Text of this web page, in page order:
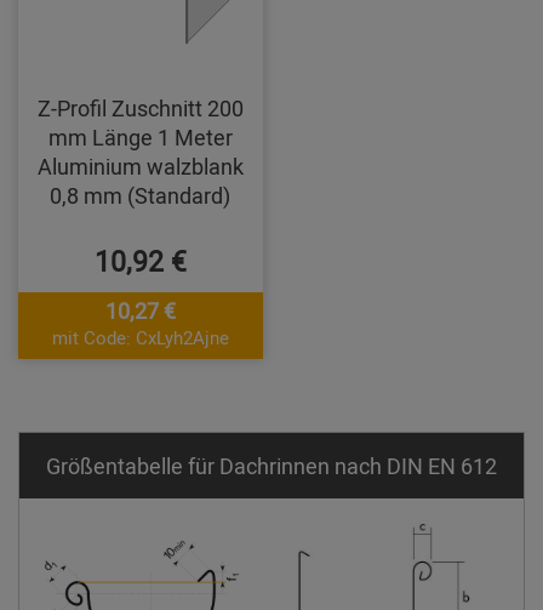
Z-Profil Zuschnitt 200
mm Länge 1 Meter
Aluminium walzblank
0,8 mm (Standard)
10,92 €
10,27 €
mit Code: CxLyh2Ajne
Größentabelle für Dachrinnen nach DIN EN 612